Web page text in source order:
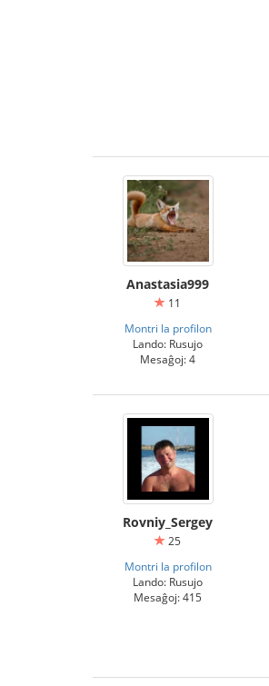
Anastasia999
11
Montri la profilon
Lando: Rusujo
Mesaĝoj: 4
Rovniy_Sergey
25
Montri la profilon
Lando: Rusujo
Mesaĝoj: 415